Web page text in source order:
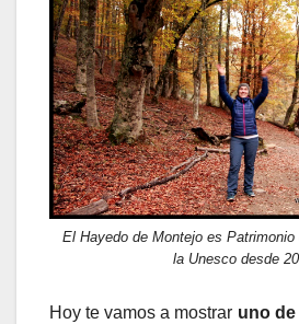
El Hayedo de Montejo es Patrimonio
la Unesco desde
Hoy te vamos a mostrar uno